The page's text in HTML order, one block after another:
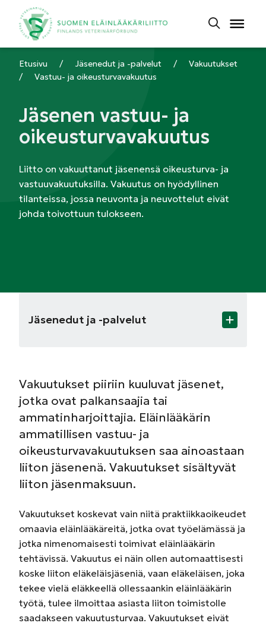
Etusivu / Jäsenedut ja -palvelut /
Vakuutukset
/
Vastuu- ja oikeusturvavakuutus
Jäsenen vastuu- ja
oikeusturvavakuutus
Liitto on vakuuttanut jäsenensä oikeusturva- ja
vastuuvakuutuksilla. Vakuutus on hyödyllinen
tilanteissa, jossa neuvonta ja neuvottelut eivät
johda toivottuun tulokseen.
Jäsenedut ja -palvelut
Vakuutukset piiriin kuuluvat jäsenet,
jotka ovat palkansaajia tai
ammatinharjoittajia. Eläinlääkärin
ammatillisen vastuu- ja
oikeusturvavakuutuksen saa ainoastaan
liiton jäsenenä. Vakuutukset sisältyvät
liiton jäsenmaksuun.
Vakuutukset koskevat vain niitä praktiikkaoikeudet
omaavia eläinlääkäreitä, jotka ovat työelämässä ja
jotka nimenomaisesti toimivat eläinlääkärin
tehtävissä. Vakuutus ei näin ollen automaattisesti
koske liiton eläkeläisjäseniä, vaan eläkeläisen, joka
tekee vielä eläkkeellä ollessaankin eläinlääkärin
työtä, tulee ilmoittaa asiasta liiton toimistolle
saadakseen vakuutusturvaa. Vakuutukset eivät